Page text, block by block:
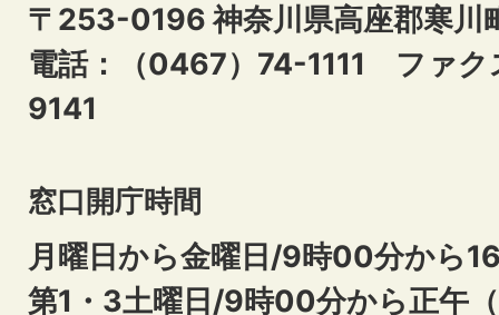
〒253-0196 神奈川県高座郡寒川
電話：（0467）74-1111 ファ
9141
窓口開庁時間
月曜日から金曜日/9時00分から
第1・3土曜日/9時00分から正午